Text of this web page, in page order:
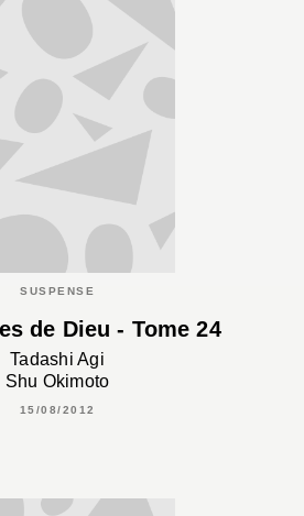
SUSPENSE
de Dieu - Tome 24
Tadashi Agi
Shu Okimoto
15/08/2012